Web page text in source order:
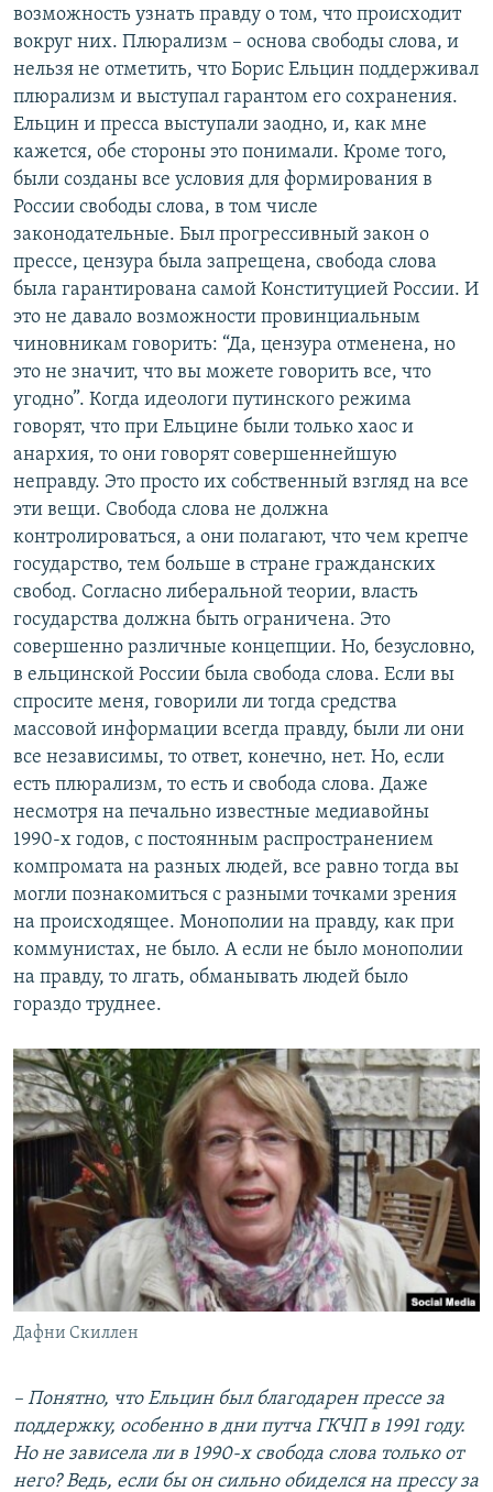
возможность узнать правду о том, что происходит
вокруг них. Плюрализм – основа свободы слова, и
нельзя не отметить, что Борис Ельцин поддерживал
плюрализм и выступал гарантом его сохранения.
Ельцин и пресса выступали заодно, и, как мне
кажется, обе стороны это понимали. Кроме того,
были созданы все условия для формирования в
России свободы слова, в том числе
законодательные. Был прогрессивный закон о
прессе, цензура была запрещена, свобода слова
была гарантирована самой Конституцией России. И
это не давало возможности провинциальным
чиновникам говорить: “Да, цензура отменена, но
это не значит, что вы можете говорить все, что
угодно”. Когда идеологи путинского режима
говорят, что при Ельцине были только хаос и
анархия, то они говорят совершеннейшую
неправду. Это просто их собственный взгляд на все
эти вещи. Свобода слова не должна
контролироваться, а они полагают, что чем крепче
государство, тем больше в стране гражданских
свобод. Согласно либеральной теории, власть
государства должна быть ограничена. Это
совершенно различные концепции. Но, безусловно,
в ельцинской России была свобода слова. Если вы
спросите меня, говорили ли тогда средства
массовой информации всегда правду, были ли они
все независимы, то ответ, конечно, нет. Но, если
есть плюрализм, то есть и свобода слова. Даже
несмотря на печально известные медиавойны
1990-х годов, с постоянным распространением
компромата на разных людей, все равно тогда вы
могли познакомиться с разными точками зрения
на происходящее. Монополии на правду, как при
коммунистах, не было. А если не было монополии
на правду, то лгать, обманывать людей было
гораздо труднее.
Дафни Скиллен
– Понятно, что Ельцин был благодарен прессе за
поддержку, особенно в дни путча ГКЧП в 1991 году.
Но не зависела ли в 1990-х свобода слова только от
него? Ведь, если бы он сильно обиделся на прессу за